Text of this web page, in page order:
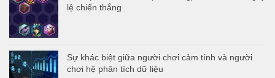
lệ chiến thắng
Sự khác biệt giữa người chơi cảm tính và người
chơi hệ phân tích dữ liệu